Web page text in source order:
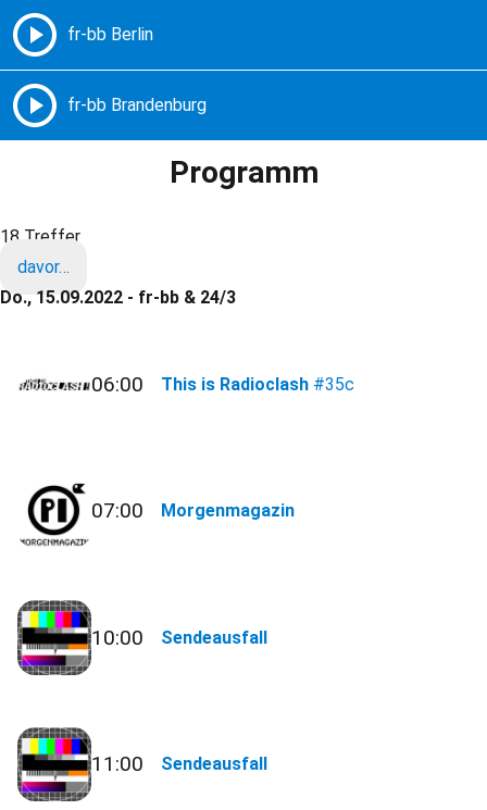
Freie Radios – Berlin Brandenburg
Programm
18 Treffer
davor…
Do., 15.09.2022 - fr-bb & 24/3
06:00 This is Radioclash #35c
07:00 Morgenmagazin
10:00 Sendeausfall
11:00 Sendeausfall